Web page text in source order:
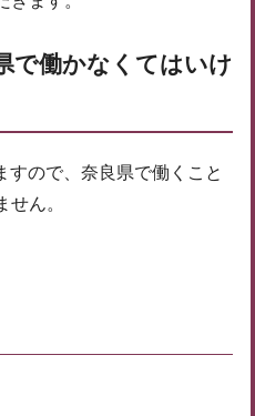
で働かなくてはいけ
すので、奈良県で働くこと
ん。